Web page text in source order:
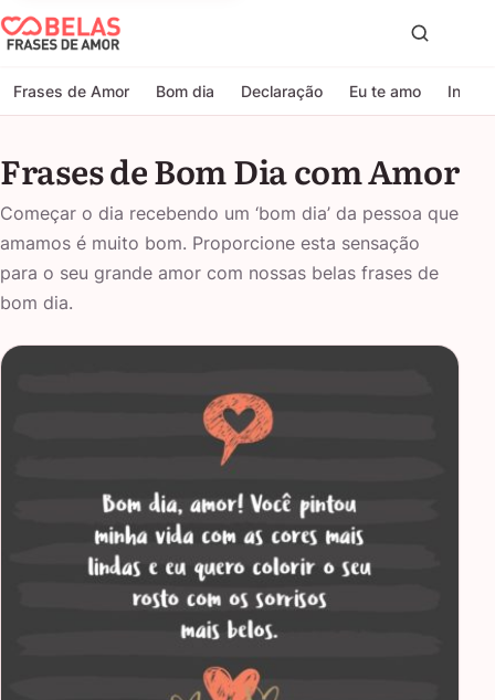
Belas Frases de Amor
Frases de Amor Bom dia Declaração Eu te amo
Frases de Bom Dia com Amor
Começar o dia recebendo um ‘bom dia’ da pessoa que
amamos é muito bom. Proporcione esta sensação
para o seu grande amor com nossas belas frases de
bom dia.